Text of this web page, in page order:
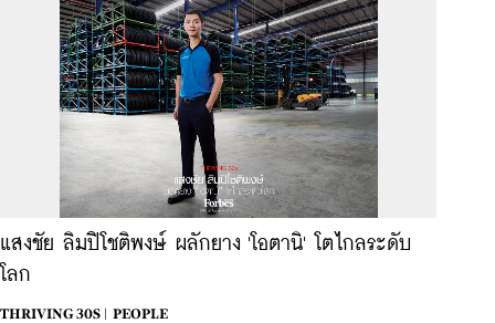
แสงชัย ลิมปิโชติพงษ์ ผลักยาง 'โอตานิ' โตไกลระดับ
โลก
THRIVING 30S |
PEOPLE